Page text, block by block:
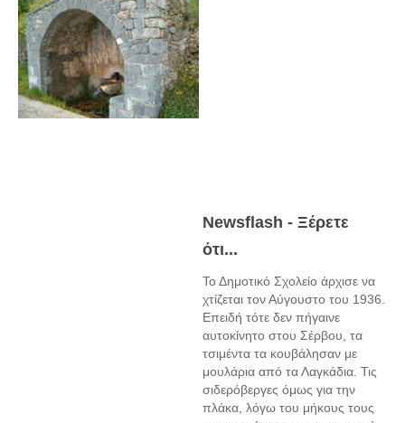
Newsflash - Ξέρετε
ότι...
Το Δημοτικό Σχολείο άρχισε να
χτίζεται τον Αύγουστο του 1936.
Επειδή τότε δεν πήγαινε
αυτοκίνητο στου Σέρβου, τα
τσιμέντα τα κουβάλησαν με
μουλάρια από τα Λαγκάδια. Τις
σιδερόβεργες όμως για την
πλάκα, λόγω του μήκους τους